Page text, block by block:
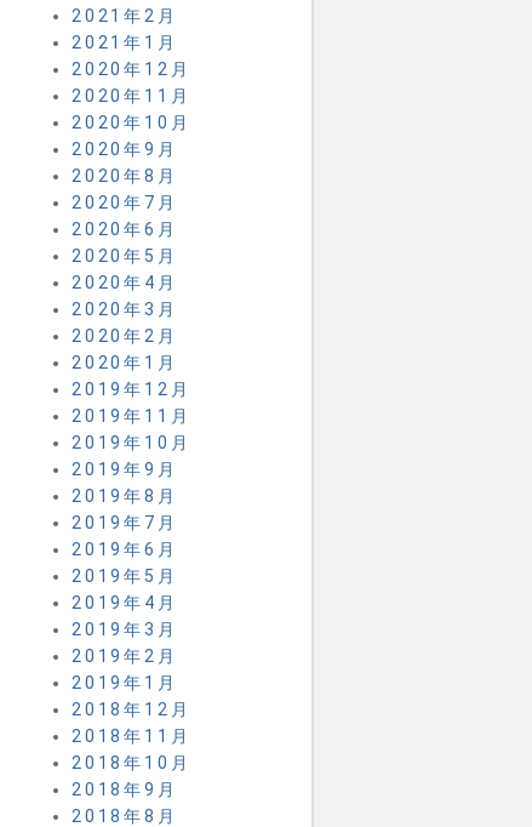
2021年2月
2021年1月
2020年12月
2020年11月
2020年10月
2020年9月
2020年8月
2020年7月
2020年6月
2020年5月
2020年4月
2020年3月
2020年2月
2020年1月
2019年12月
2019年11月
2019年10月
2019年9月
2019年8月
2019年7月
2019年6月
2019年5月
2019年4月
2019年3月
2019年2月
2019年1月
2018年12月
2018年11月
2018年10月
2018年9月
2018年8月